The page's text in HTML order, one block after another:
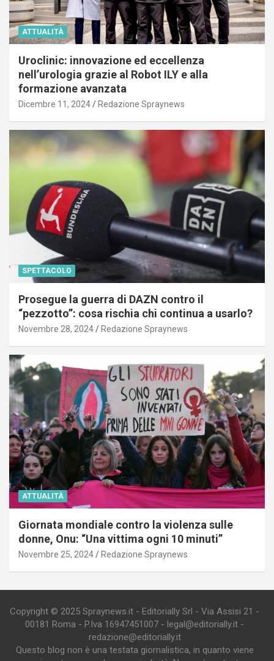
ATTUALITÀ
Uroclinic: innovazione ed eccellenza
nell’urologia grazie al Robot ILY e alla
formazione avanzata
Dicembre 11, 2024 Redazione Spraynews
SPETTACOLO
Prosegue la guerra di DAZN contro il
“pezzotto”: cosa rischia chi continua a usarlo?
Novembre 28, 2024 Redazione Spraynews
ATTUALITÀ
Giornata mondiale contro la violenza sulle
donne, Onu: “Una vittima ogni 10 minuti”
Novembre 25, 2024 Redazione Spraynews
Copyright © 2025 Spraynews.it - Editorially Srl - Via Assisi 21 -
00181 Roma - P.Iva 16947451007 - legal@editorially.it -
redazione@editorially.it
Questo blog non è una testata giornalistica, in quanto viene